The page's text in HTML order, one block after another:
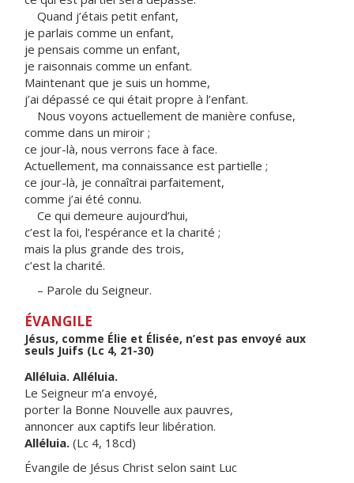
Quand j’étais petit enfant,
je parlais comme un enfant,
je pensais comme un enfant,
je raisonnais comme un enfant.
Maintenant que je suis un homme,
j’ai dépassé ce qui était propre à l’enfant.
Nous voyons actuellement de manière confuse,
comme dans un miroir ;
ce jour-là, nous verrons face à face.
Actuellement, ma connaissance est partielle ;
ce jour-là, je connaîtrai parfaitement,
comme j’ai été connu.
Ce qui demeure aujourd’hui,
c’est la foi, l’espérance et la charité ;
mais la plus grande des trois,
c’est la charité.
– Parole du Seigneur.
ÉVANGILE
Jésus, comme Élie et Élisée, n’est pas envoyé aux
seuls Juifs (Lc 4, 21-30)
Alléluia. Alléluia.
Le Seigneur m’a envoyé,
porter la Bonne Nouvelle aux pauvres,
annoncer aux captifs leur libération.
Alléluia. (Lc 4, 18cd)
Évangile de Jésus Christ selon saint Luc